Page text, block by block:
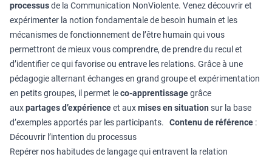
processusde la Communication NonViolente. Venez découvrir et
expérimenter la notion fondamentale de besoin humain et les
mécanismes de fonctionnement de l’être humain qui vous
permettront de mieux vous comprendre, de prendre du recul et
d’identifier ce qui favorise ou entrave les relations. Grâce à une
pédagogie alternant échanges en grand groupe et expérimentation
en petits groupes, il permet leco-apprentissagegrâce
auxpartages d’expérienceet auxmises en situation sur la base
d’exemples apportés par les participants. Contenu de référence :
Découvrir l’intention du processus
Repérer nos habitudes de langage qui entravent la relation